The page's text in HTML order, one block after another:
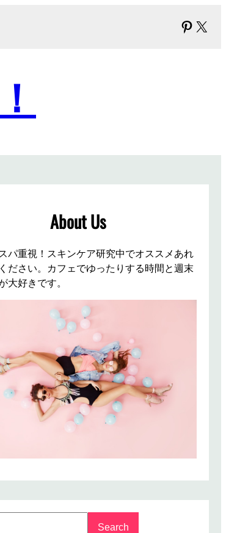
X
About Us
パ重視！スキンケア研究中でオススメあれ
ださい。カフェでゆったりする時間と週末
大好きです。
Search